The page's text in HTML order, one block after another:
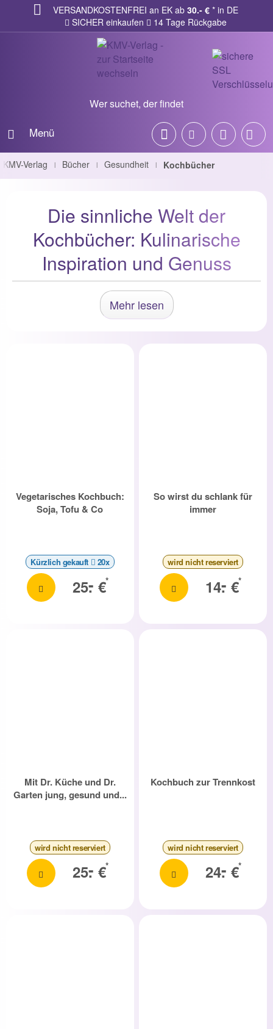
VERSANDKOSTENFREI an EK ab 30.- € * in DE
SICHER einkaufen
14 Tage Rückgabe
Wer suchet, der findet
Menü
KMV-Verlag | Bücher | Gesundheit | Kochbücher
Die sinnliche Welt der
Kochbücher: Kulinarische
Inspiration und Genuss
Mehr lesen
Vegetarisches Kochbuch:
Soja, Tofu & Co
Kürzlich gekauft 20x
25.
- €
*
So wirst du schlank für
immer
wird nicht reserviert
14.
- €
*
Mit Dr. Küche und Dr.
Garten jung, gesund und...
wird nicht reserviert
25.
- €
*
Kochbuch zur Trennkost
wird nicht reserviert
24.
- €
*